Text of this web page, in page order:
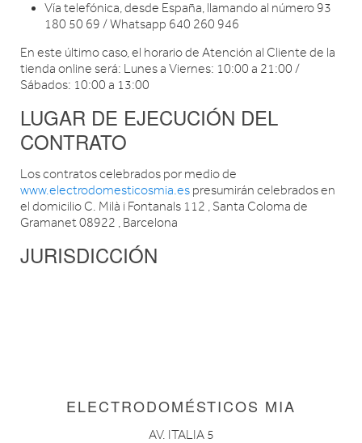
Vía telefónica, desde España, llamando al número 93
180 50 69 / Whatsapp 640 260 946
En este último caso, el horario de Atención al Cliente de la
tienda online será: Lunes a Viernes: 10:00 a 21:00 /
Sábados: 10:00 a 13:00
LUGAR DE EJECUCIÓN DEL
CONTRATO
Los contratos celebrados por medio de
www.electrodomesticosmia.es presumirán celebrados en
el domicilio C. Milà i Fontanals 112 , Santa Coloma de
Gramanet 08922 , Barcelona
JURISDICCIÓN
ELECTRODOMÉSTICOS MIA
AV. ITALIA 5